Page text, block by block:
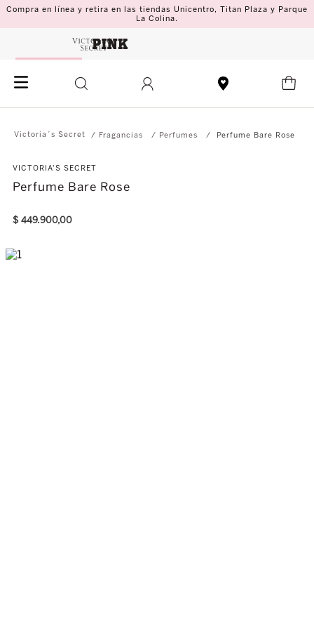
Compra en línea y retira en las tiendas Unicentro, Titan Plaza y Parque
La Colina.
Fragancias Perfumes Perfume Bare Rose
VICTORIA'S SECRET
Perfume Bare Rose
$ 449.900,00